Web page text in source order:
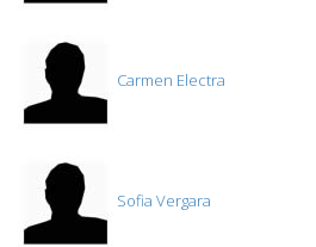
Carmen Electra
Sofia Vergara